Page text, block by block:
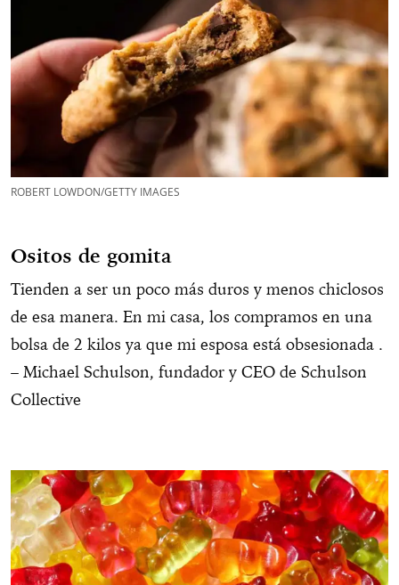
ROBERT LOWDON/GETTY IMAGES
Ositos de gomita
Tienden a ser un poco más duros y menos chiclosos
de esa manera. En mi casa, los compramos en una
bolsa de 2 kilos ya que mi esposa está obsesionada .
– Michael Schulson, fundador y CEO de Schulson
Collective